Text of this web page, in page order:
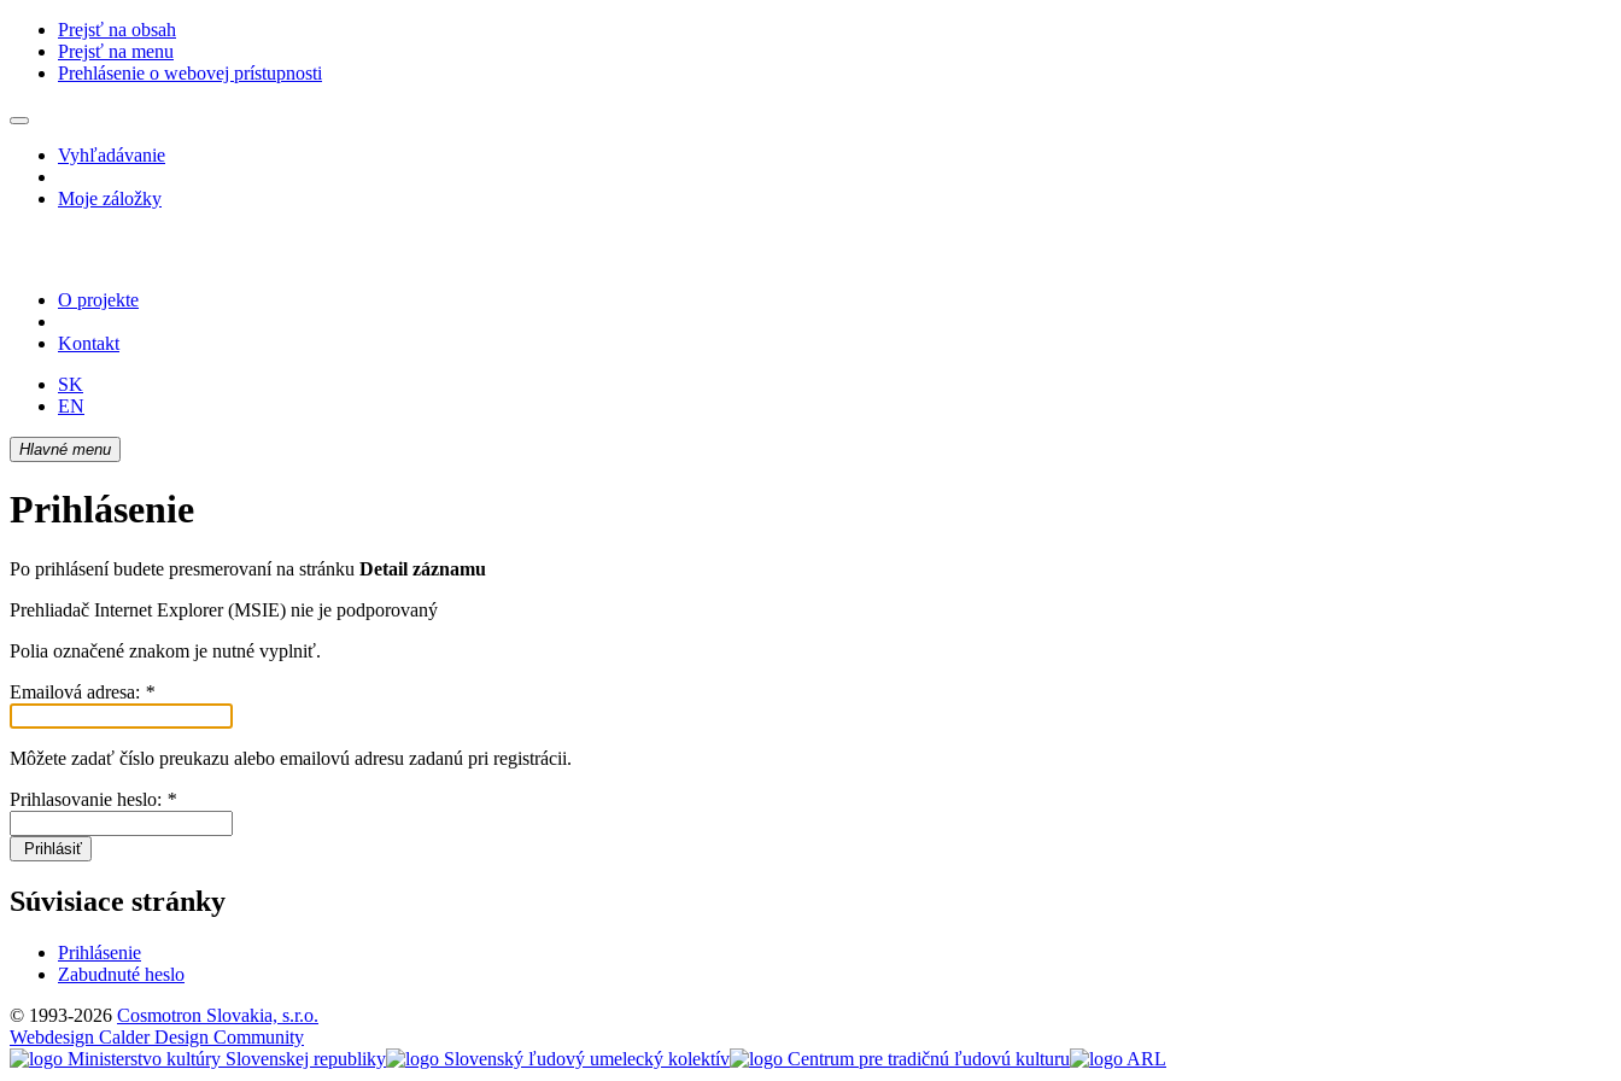
Prejsť na obsah
Prejsť na menu
Prehlásenie o webovej prístupnosti
Vyhľadávanie
Moje záložky
O projekte
Kontakt
SK
EN
Hlavné menu
Prihlásenie
Po prihlásení budete presmerovaní na stránku Detail záznamu
Prehliadač Internet Explorer (MSIE) nie je podporovaný
Polia označené znakom je nutné vyplniť.
Emailová adresa: *
Môžete zadať číslo preukazu alebo emailovú adresu zadanú pri registrácii.
Prihlasovanie heslo: *
Prihlásiť
Súvisiace stránky
Prihlásenie
Zabudnuté heslo
© 1993-2026 Cosmotron Slovakia, s.r.o.
Webdesign Calder Design Community